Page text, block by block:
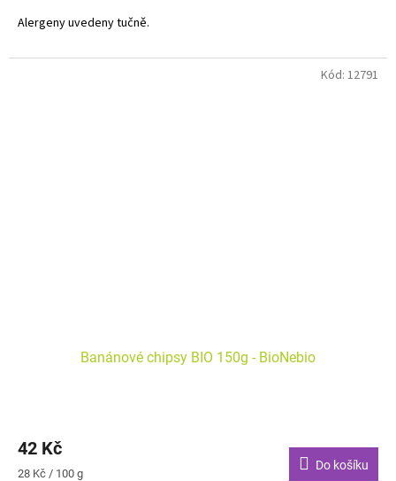
Alergeny uvedeny tučně.
Banánové chipsy BIO 150g - BioNebio
42 Kč
Měrná
28 Kč / 100 g
Do košíku
Kód: 12791